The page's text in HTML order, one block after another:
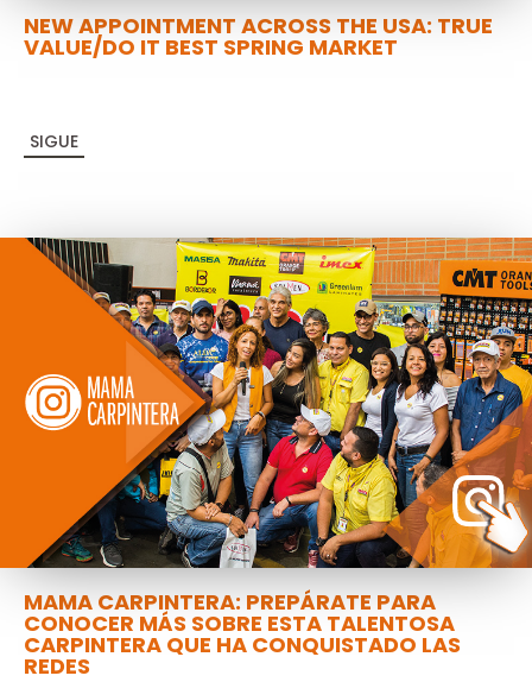
NEW APPOINTMENT ACROSS THE USA: TRUE
VALUE/DO IT BEST SPRING MARKET
SIGUE
MAMA CARPINTERA: PREPÁRATE PARA
CONOCER MÁS SOBRE ESTA TALENTOSA
CARPINTERA QUE HA CONQUISTADO LAS
REDES